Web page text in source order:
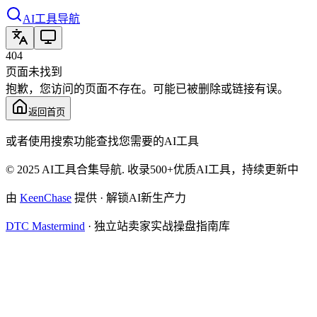
AI工具导航
404
页面未找到
抱歉，您访问的页面不存在。可能已被删除或链接有误。
返回首页
或者使用搜索功能查找您需要的AI工具
© 2025 AI工具合集导航. 收录500+优质AI工具，持续更新中
由 KeenChase 提供 · 解锁AI新生产力
DTC Mastermind · 独立站卖家实战操盘指南库